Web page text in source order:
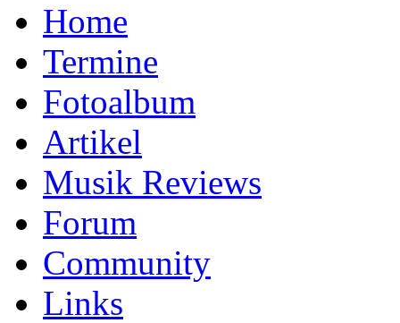
Home
Termine
Fotoalbum
Artikel
Musik Reviews
Forum
Community
Links